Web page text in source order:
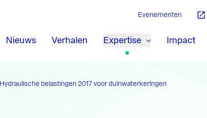
Nieuws Verhalen Expertise Impact
Evenementen
Hydraulische belastingen 2017 voor duinwaterkeringen